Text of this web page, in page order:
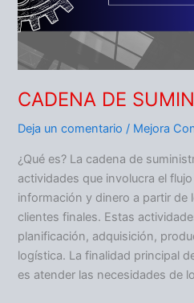
CADENA DE
Deja un comentario / Mejora
¿Qué es? La cadena de
actividades que involucra el
información y dinero a partir de
clientes finales. Estas
planificación, adquisición,
logística. La finalidad principal
es atender las necesidades de